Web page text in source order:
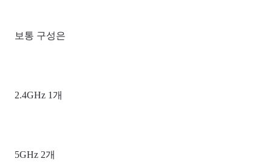
보통 구성은
2.4GHz 1개
5GHz 2개